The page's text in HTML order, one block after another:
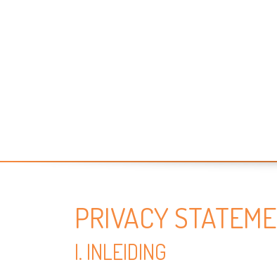
PRIVACY
I. INLEIDING